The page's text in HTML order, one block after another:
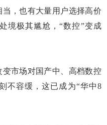
，也有大量用户选择高价
境极其尴尬，“数控”变成
市场对国产中、高档数控
不容缓，这已成为“华中8